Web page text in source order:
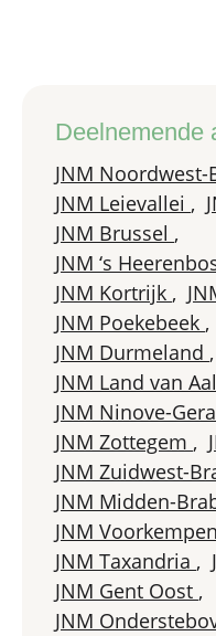
Deelnemende
JNM Noordwest-
JNM Leievallei ,
JNM Brussel ,
JNM ‘s
JNM Kortrijk ,
JNM Poekebeek ,
JNM Durmeland ,
JNM Land van
JNM Ninove-
JNM Zottegem ,
JNM Zuidwest-
JNM Midden-
JNM Voorkempen
JNM Taxandria ,
JNM Gent Oost ,
JNM